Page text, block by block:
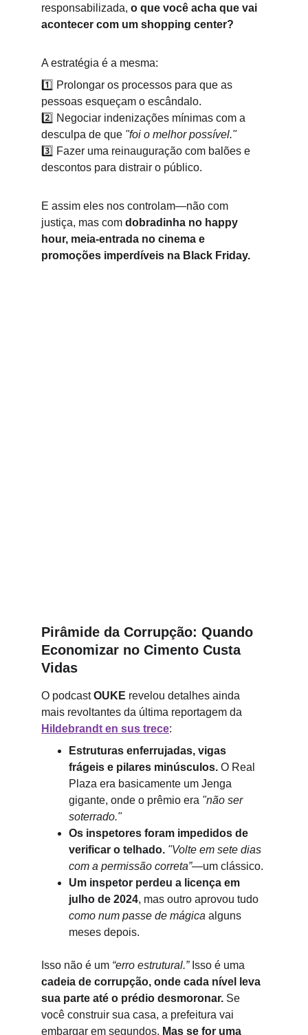
responsabilizada, o que você acha que vai
acontecer com um shopping center?
A estratégia é a mesma:
1️⃣ Prolongar os processos para que as
pessoas esqueçam o escândalo.
2️⃣ Negociar indenizações mínimas com a
desculpa de que "foi o melhor possível."
3️⃣ Fazer uma reinauguração com balões e
descontos para distrair o público.
E assim eles nos controlam—não com
justiça, mas com dobradinha no happy
hour, meia-entrada no cinema e
promoções imperdíveis na Black Friday.
Pirâmide da Corrupção: Quando
Economizar no Cimento Custa
Vidas
O podcast OUKE revelou detalhes ainda
mais revoltantes da última reportagem da
Hildebrandt en sus trece:
Estruturas enferrujadas, vigas
frágeis e pilares minúsculos. O Real
Plaza era basicamente um Jenga
gigante, onde o prêmio era "não ser
soterrado."
Os inspetores foram impedidos de
verificar o telhado. "Volte em sete dias
com a permissão correta”—um clássico.
Um inspetor perdeu a licença em
julho de 2024, mas outro aprovou tudo
como num passe de mágica alguns
meses depois.
Isso não é um “erro estrutural.” Isso é uma
cadeia de corrupção, onde cada nível leva
sua parte até o prédio desmoronar. Se
você construir sua casa, a prefeitura vai
embargar em segundos. Mas se for uma